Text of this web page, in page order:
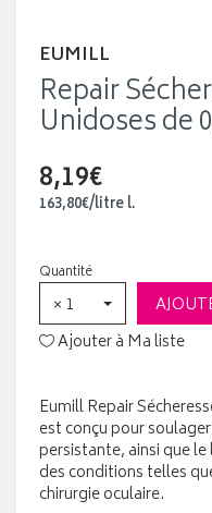
EUMILL
Repair
Unidoses de
8,19€
163,80€/litrel.
Quantité
× 1
Ajouter à Ma liste
Eumill Repair
est conçu pour
persistante, ainsi que
des conditions telles
chirurgie oculaire.